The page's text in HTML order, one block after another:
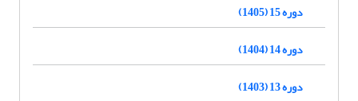
دوره 15 (1405)
دوره 14 (1404)
دوره 13 (1403)